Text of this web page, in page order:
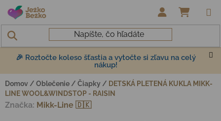
Prejsť na obsah
🎉 Roztočte koleso šťastia a vytočte si zľavu na celý
nákup!
Domov / Oblečenie / Čiapky / DETSKÁ PLETENÁ KUKLA MIKK-
LINE WOOL&WINDSTOP - RAISIN
Značka: Mikk-Line 🇩🇰